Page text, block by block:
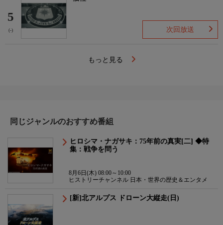
5
(-) 次回放送
もっと見る
同じジャンルのおすすめ番組
ヒロシマ・ナガサキ：75年前の真実[二] ◆特
集：戦争を問う
8月6日(木) 08:00～10:00
ヒストリーチャンネル 日本・世界の歴史＆エンタメ
[新]北アルプス ドローン大縦走(日)